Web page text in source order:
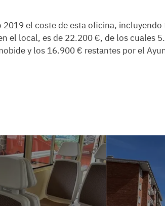
2019 el coste de esta oficina,
el local, es de 22.200 €, de los cuales
y los 16.900 € restantes por el